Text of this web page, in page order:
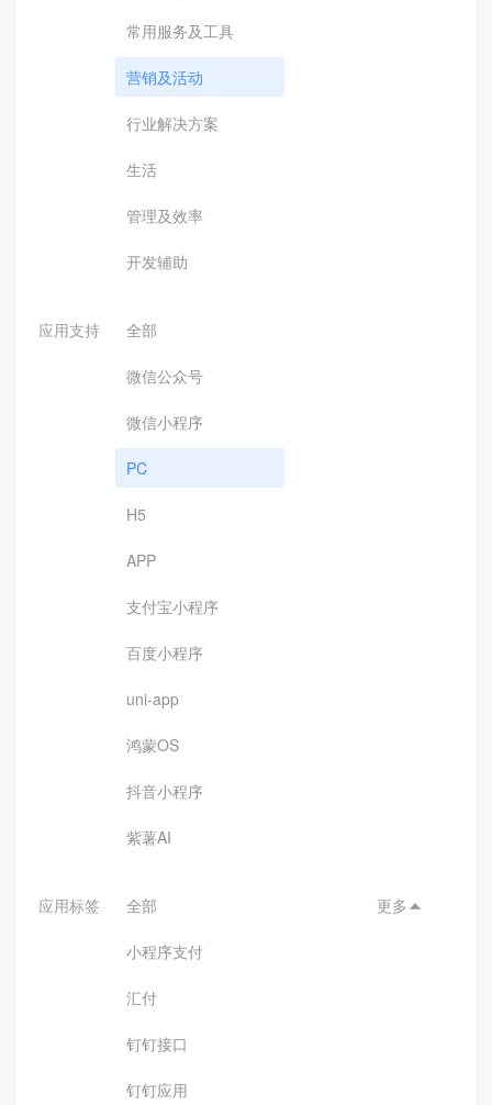
常用服务及工具
营销及活动
行业解决方案
生活
管理及效率
开发辅助
应用支持 全部
微信公众号
微信小程序
PC
H5
APP
支付宝小程序
百度小程序
uni-app
鸿蒙OS
抖音小程序
紫薯AI
应用标签 全部
小程序支付
汇付
钉钉接口
钉钉应用
更多 